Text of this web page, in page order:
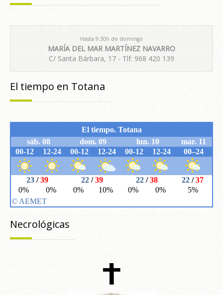
Necrológicas
Hasta 9:30h de domingo
MARÍA DEL MAR MARTÍNEZ NAVARRO
C/ Santa Bárbara, 17 - Tlf: 968 420 139
El tiempo en Totana